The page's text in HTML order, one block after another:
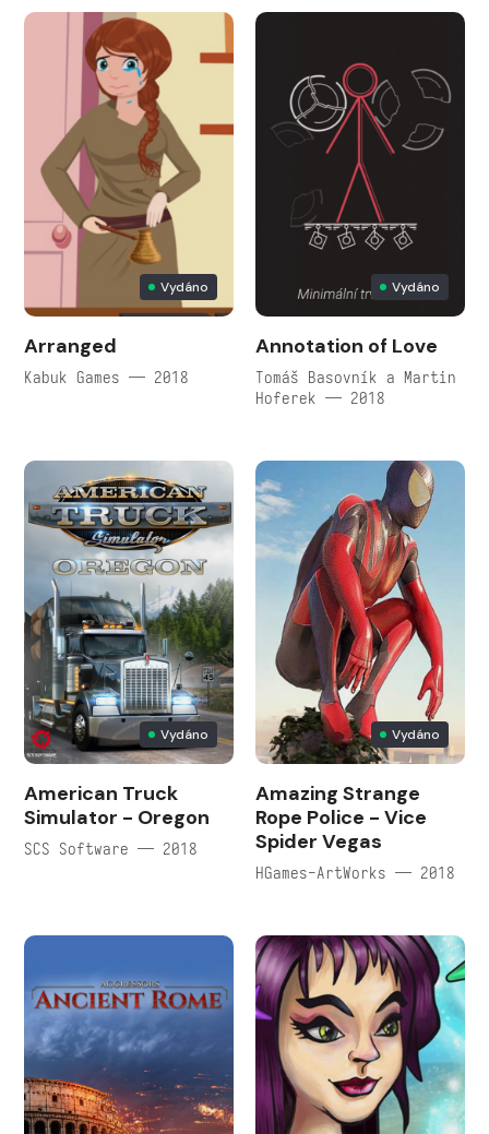
Vydáno
Arranged
Kabuk Games — 2018
Vydáno
Annotation of Love
Tomáš Basovník a Martin
Hoferek — 2018
Vydáno
American Truck
Simulator - Oregon
SCS Software — 2018
Vydáno
Amazing Strange
Rope Police - Vice
Spider Vegas
HGames-ArtWorks — 2018